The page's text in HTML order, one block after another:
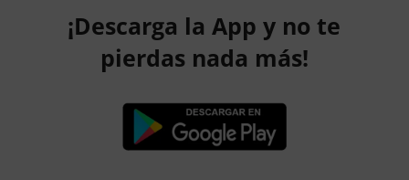
¡Descarga la App y no te
pierdas nada más!